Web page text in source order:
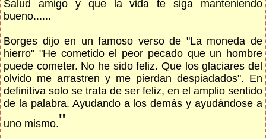
Salud amigo y que la vida te siga manteniendo
bueno......
Borges dijo en un famoso verso de "La moneda de
hierro" "He cometido el peor pecado que un hombre
puede cometer. No he sido feliz. Que los glaciares del
olvido me arrastren y me pierdan despiadados". En
definitiva solo se trata de ser feliz, en el amplio sentido
de la palabra. Ayudando a los demás y ayudándose a
uno mismo."